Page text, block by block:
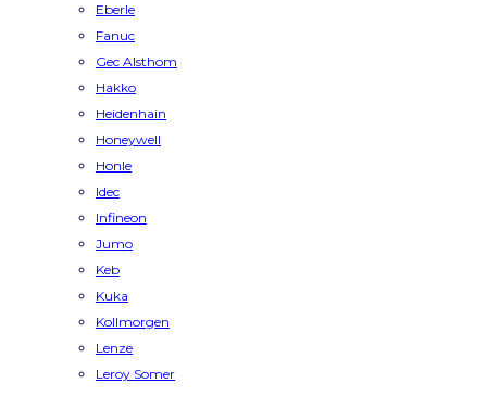
Eberle
Fanuc
Gec Alsthom
Hakko
Heidenhain
Honeywell
Honle
Idec
Infineon
Jumo
Keb
Kuka
Kollmorgen
Lenze
Leroy Somer